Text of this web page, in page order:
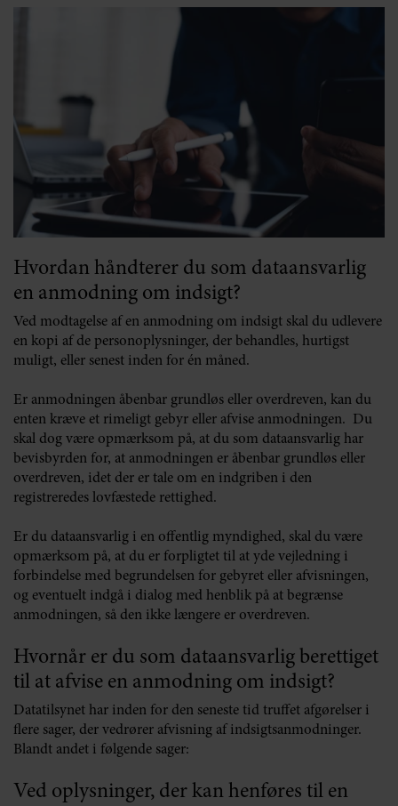
Hvordan håndterer du som dataansvarlig
en anmodning om indsigt?
Ved modtagelse af en anmodning om indsigt skal du udlevere
en kopi af de personoplysninger, der behandles, hurtigst
muligt, eller senest inden for én måned.
Er anmodningen åbenbar grundløs eller overdreven, kan du
enten kræve et rimeligt gebyr eller afvise anmodningen. Du
skal dog være opmærksom på, at du som dataansvarlig har
bevisbyrden for, at anmodningen er åbenbar grundløs eller
overdreven, idet der er tale om en indgriben i den
registreredes lovfæstede rettighed.
Er du dataansvarlig i en offentlig myndighed, skal du være
opmærksom på, at du er forpligtet til at yde vejledning i
forbindelse med begrundelsen for gebyret eller afvisningen,
og eventuelt indgå i dialog med henblik på at begrænse
anmodningen, så den ikke længere er overdreven.
Hvornår er du som dataansvarlig berettiget
til at afvise en anmodning om indsigt?
Datatilsynet har inden for den seneste tid truffet afgørelser i
flere sager, der vedrører afvisning af indsigtsanmodninger.
Blandt andet i følgende sager:
Ved oplysninger, der kan henføres til en